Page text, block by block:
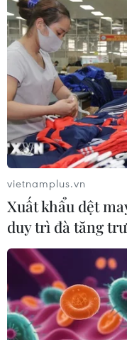
vietnamplus.vn
Xuất khẩu dệt
duy trì đà tăng